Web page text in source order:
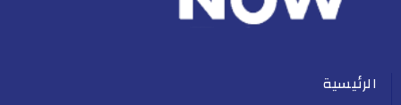
الرئيسية